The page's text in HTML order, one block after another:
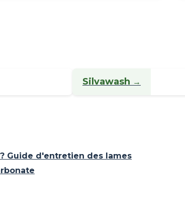
Silvawash →
Guide d'entretien des lames